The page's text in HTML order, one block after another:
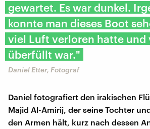
gewartet. Es war dunkel.
konnte man dieses Boot
viel Luft verloren hatte und
überfüllt war."
Daniel Etter, Fotograf
Daniel fotografiert den irakischen
Majid Al-Amirij, der seine Tochter
den Armen hält, kurz nach dessen